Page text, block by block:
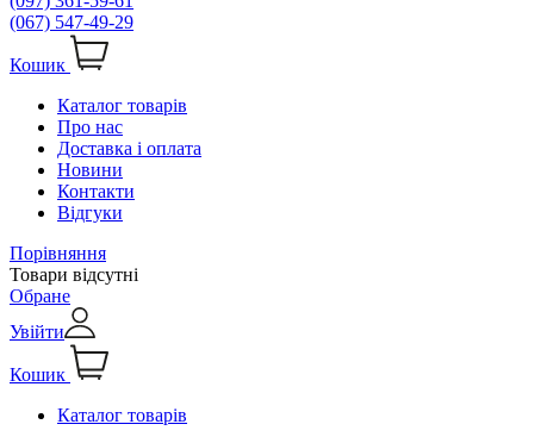
(067) 547-49-29
Кошик
Каталог товарів
Про нас
Доставка і оплата
Новини
Контакти
Відгуки
Порівняння
Товари відсутні
Обране
Увійти
Кошик
Каталог товарів